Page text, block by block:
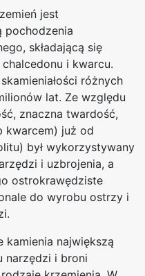
jest
pochodzenia
składającą się
i kwarcu.
różnych
lat. Ze względu
znaczna twardość,
kwarcem) już od
był wykorzystywany
i uzbrojenia, a
ostrokrawędziste
do wyrobu ostrzy i
kamienia największą
narzędzi i broni